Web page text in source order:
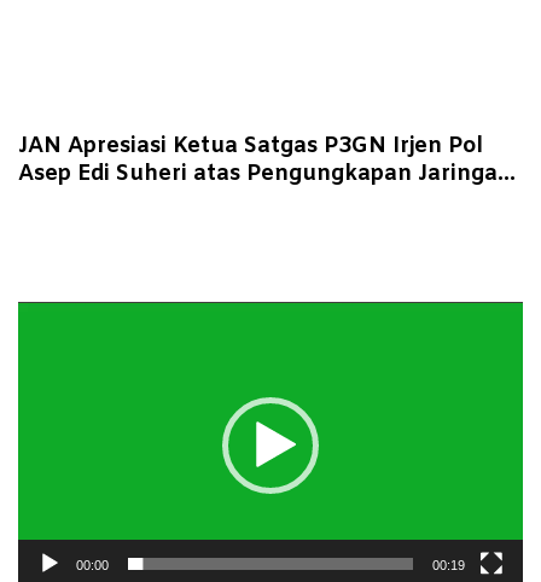
JAN Apresiasi Ketua Satgas P3GN Irjen Pol
Asep Edi Suheri atas Pengungkapan Jaringan
00:00 00:19